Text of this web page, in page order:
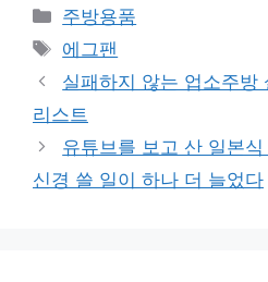
카
테
리
주방용품
태
그
에그팬
실패하지 않는 업소주방
리스트
유튜브를 보고 산 일본
신경 쓸 일이 하나 더 늘었다